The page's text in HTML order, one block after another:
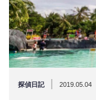
探偵日記 2019.05.04